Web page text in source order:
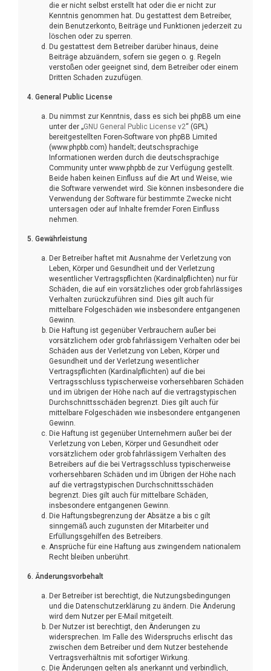
die er nicht selbst erstellt hat oder die er nicht zur
Kenntnis genommen hat. Du gestattest dem Betreiber,
dein Benutzerkonto, Beiträge und Funktionen jederzeit zu
löschen oder zu sperren.
Du gestattest dem Betreiber darüber hinaus, deine
Beiträge abzuändern, sofern sie gegen o. g. Regeln
verstoßen oder geeignet sind, dem Betreiber oder einem
Dritten Schaden zuzufügen.
4. General Public License
Du nimmst zur Kenntnis, dass es sich bei phpBB um eine
unter der „GNU General Public License v2“ (GPL)
bereitgestellten Foren-Software von phpBB Limited
(www.phpbb.com) handelt; deutschsprachige
Informationen werden durch die deutschsprachige
Community unter www.phpbb.de zur Verfügung gestellt.
Beide haben keinen Einfluss auf die Art und Weise, wie
die Software verwendet wird. Sie können insbesondere die
Verwendung der Software für bestimmte Zwecke nicht
untersagen oder auf Inhalte fremder Foren Einfluss
nehmen.
5. Gewährleistung
Der Betreiber haftet mit Ausnahme der Verletzung von
Leben, Körper und Gesundheit und der Verletzung
wesentlicher Vertragspflichten (Kardinalpflichten) nur für
Schäden, die auf ein vorsätzliches oder grob fahrlässiges
Verhalten zurückzuführen sind. Dies gilt auch für
mittelbare Folgeschäden wie insbesondere entgangenen
Gewinn.
Die Haftung ist gegenüber Verbrauchern außer bei
vorsätzlichem oder grob fahrlässigem Verhalten oder bei
Schäden aus der Verletzung von Leben, Körper und
Gesundheit und der Verletzung wesentlicher
Vertragspflichten (Kardinalpflichten) auf die bei
Vertragsschluss typischerweise vorhersehbaren Schäden
und im übrigen der Höhe nach auf die vertragstypischen
Durchschnittsschäden begrenzt. Dies gilt auch für
mittelbare Folgeschäden wie insbesondere entgangenen
Gewinn.
Die Haftung ist gegenüber Unternehmern außer bei der
Verletzung von Leben, Körper und Gesundheit oder
vorsätzlichem oder grob fahrlässigem Verhalten des
Betreibers auf die bei Vertragsschluss typischerweise
vorhersehbaren Schäden und im Übrigen der Höhe nach
auf die vertragstypischen Durchschnittsschäden
begrenzt. Dies gilt auch für mittelbare Schäden,
insbesondere entgangenen Gewinn.
Die Haftungsbegrenzung der Absätze a bis c gilt
sinngemäß auch zugunsten der Mitarbeiter und
Erfüllungsgehilfen des Betreibers.
Ansprüche für eine Haftung aus zwingendem nationalem
Recht bleiben unberührt.
6. Änderungsvorbehalt
Der Betreiber ist berechtigt, die Nutzungsbedingungen
und die Datenschutzerklärung zu ändern. Die Änderung
wird dem Nutzer per E-Mail mitgeteilt.
Der Nutzer ist berechtigt, den Änderungen zu
widersprechen. Im Falle des Widerspruchs erlischt das
zwischen dem Betreiber und dem Nutzer bestehende
Vertragsverhältnis mit sofortiger Wirkung.
Die Änderungen gelten als anerkannt und verbindlich,